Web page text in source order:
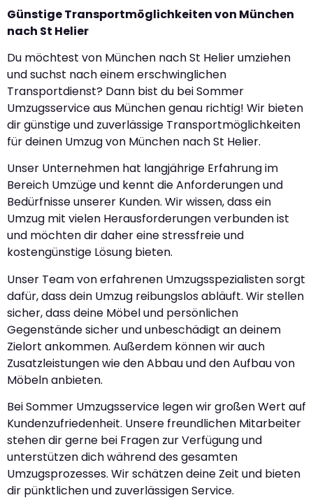
Günstige Transportmöglichkeiten von München
nach St Helier
Du möchtest von München nach St Helier umziehen
und suchst nach einem erschwinglichen
Transportdienst? Dann bist du bei Sommer
Umzugsservice aus München genau richtig! Wir bieten
dir günstige und zuverlässige Transportmöglichkeiten
für deinen Umzug von München nach St Helier.
Unser Unternehmen hat langjährige Erfahrung im
Bereich Umzüge und kennt die Anforderungen und
Bedürfnisse unserer Kunden. Wir wissen, dass ein
Umzug mit vielen Herausforderungen verbunden ist
und möchten dir daher eine stressfreie und
kostengünstige Lösung bieten.
Unser Team von erfahrenen Umzugsspezialisten sorgt
dafür, dass dein Umzug reibungslos abläuft. Wir stellen
sicher, dass deine Möbel und persönlichen
Gegenstände sicher und unbeschädigt an deinem
Zielort ankommen. Außerdem können wir auch
Zusatzleistungen wie den Abbau und den Aufbau von
Möbeln anbieten.
Bei Sommer Umzugsservice legen wir großen Wert auf
Kundenzufriedenheit. Unsere freundlichen Mitarbeiter
stehen dir gerne bei Fragen zur Verfügung und
unterstützen dich während des gesamten
Umzugsprozesses. Wir schätzen deine Zeit und bieten
dir pünktlichen und zuverlässigen Service.